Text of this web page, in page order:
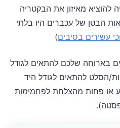
להוציא מאיזון את הבקטריה
הבטן של עכברים היו בלתי
)
בארוחה שלכם להתאים לגודל
הסלט להתאים לגודל היד
או פחות מהצלחת לפחמימות